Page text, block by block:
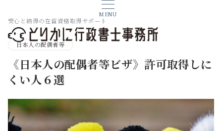
MENU
安心と納得の在留資格取得サポート
日本人の配偶者等
《日本人の配偶者等ビザ》許可取得しに
くい人６選